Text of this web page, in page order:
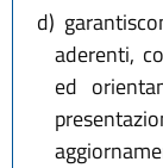
d)
aderenti,
ed